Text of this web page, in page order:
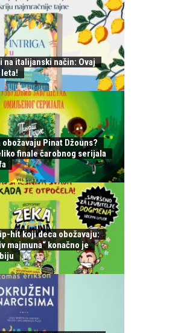
na italijanski način: Ovaj
Pinat Džouns?
finale čarobnog serijala
hit koji deca obožavaju:
majmuna“ konačno je